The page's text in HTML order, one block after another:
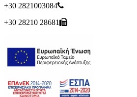
+30 2821003084
+30 28210 28681